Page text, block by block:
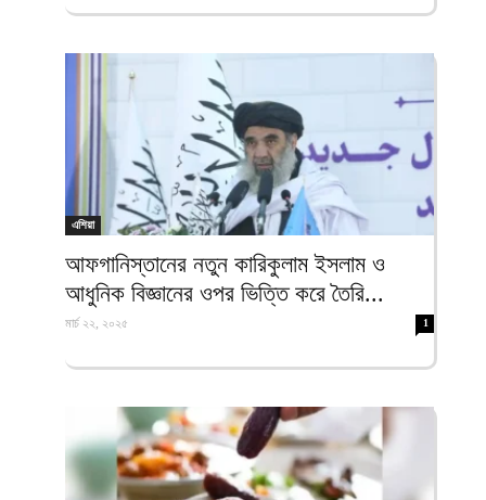
এশিয়া
আফগানিস্তানের নতুন কারিকুলাম ইসলাম ও
আধুনিক বিজ্ঞানের ওপর ভিত্তি করে তৈরি...
মার্চ ২২, ২০২৫ 1